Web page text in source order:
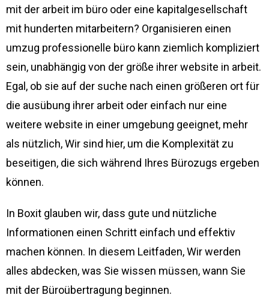
mit der arbeit im büro oder eine kapitalgesellschaft
mit hunderten mitarbeitern? Organisieren einen
umzug professionelle büro kann ziemlich kompliziert
sein, unabhängig von der größe ihrer website in arbeit.
Egal, ob sie auf der suche nach einen größeren ort für
die ausübung ihrer arbeit oder einfach nur eine
weitere website in einer umgebung geeignet, mehr
als nützlich, Wir sind hier, um die Komplexität zu
beseitigen, die sich während Ihres Bürozugs ergeben
können.
In Boxit glauben wir, dass gute und nützliche
Informationen einen Schritt einfach und effektiv
machen können. In diesem Leitfaden, Wir werden
alles abdecken, was Sie wissen müssen, wann Sie
mit der Büroübertragung beginnen.